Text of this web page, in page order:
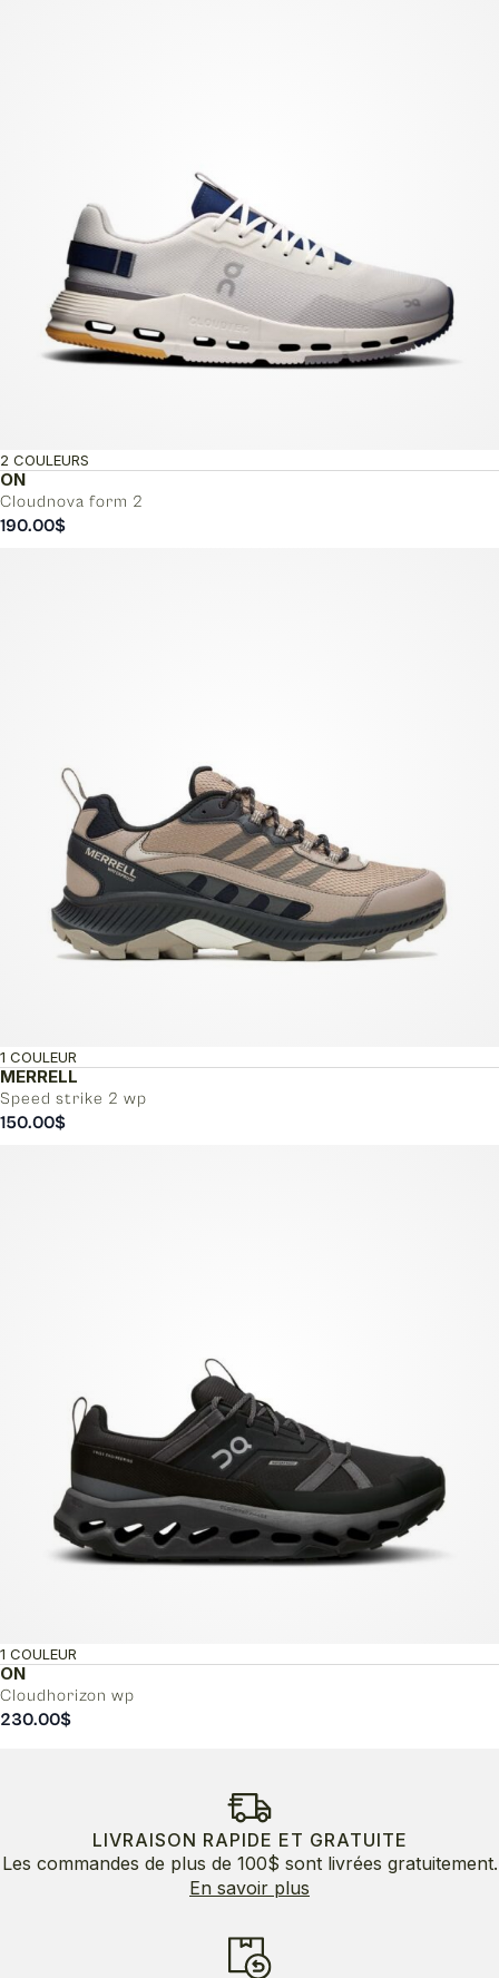
ON
Cloudnova form 2
2 COULEURS
190.00$
MERRELL
Speed strike 2 wp
1 COULEUR
150.00$
ON
Cloudhorizon wp
1 COULEUR
230.00$
LIVRAISON RAPIDE ET GRATUITE
Les commandes de plus de 100$ sont livrées gratuitement.
En savoir plus